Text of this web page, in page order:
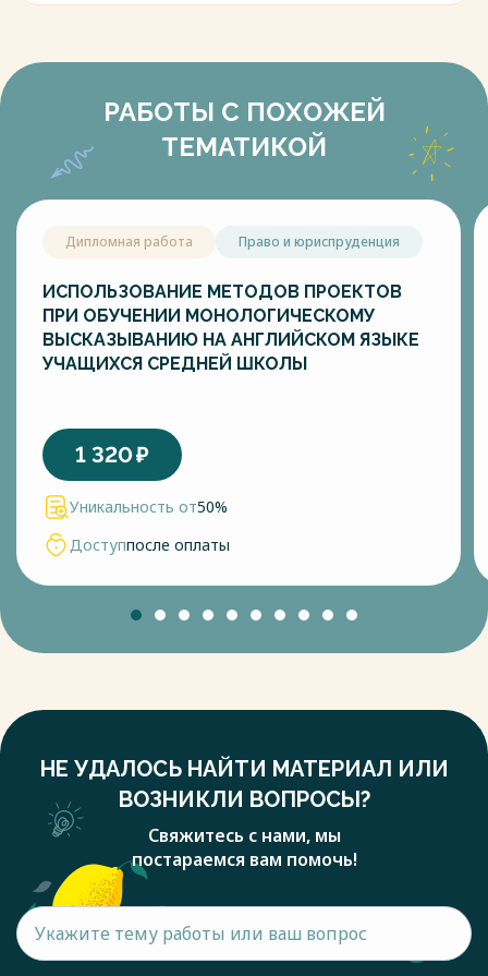
РАБОТЫ С ПОХОЖЕЙ
ТЕМАТИКОЙ
Дипломная работа Право и юриспруденция
ИСПОЛЬЗОВАНИЕ МЕТОДОВ ПРОЕКТОВ
ПРИ ОБУЧЕНИИ МОНОЛОГИЧЕСКОМУ
ВЫСКАЗЫВАНИЮ НА АНГЛИЙСКОМ ЯЗЫКЕ
УЧАЩИХСЯ СРЕДНЕЙ ШКОЛЫ
1 320₽
Уникальность от50%
Доступпосле оплаты
НЕ УДАЛОСЬ НАЙТИ МАТЕРИАЛ ИЛИ
ВОЗНИКЛИ ВОПРОСЫ?
Свяжитесь с нами, мы
постараемся вам помочь!